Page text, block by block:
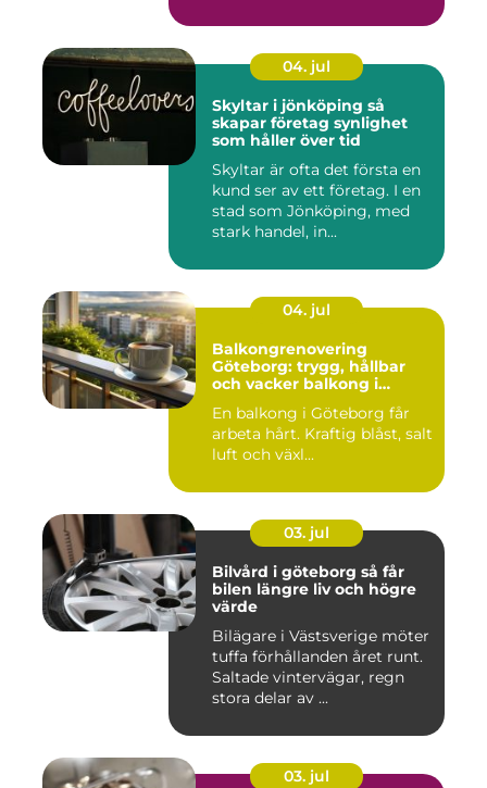
04. jul
Skyltar i jönköping så
skapar företag synlighet
som håller över tid
Skyltar är ofta det första en
kund ser av ett företag. I en
stad som Jönköping, med
stark handel, in...
04. jul
Balkongrenovering
Göteborg: trygg, hållbar
och vacker balkong i
En balkong i Göteborg får
arbeta hårt. Kraftig blåst, salt
luft och växl...
03. jul
Bilvård i göteborg så får
bilen längre liv och högre
värde
Bilägare i Västsverige möter
tuffa förhållanden året runt.
Saltade vintervägar, regn
stora delar av ...
03. jul